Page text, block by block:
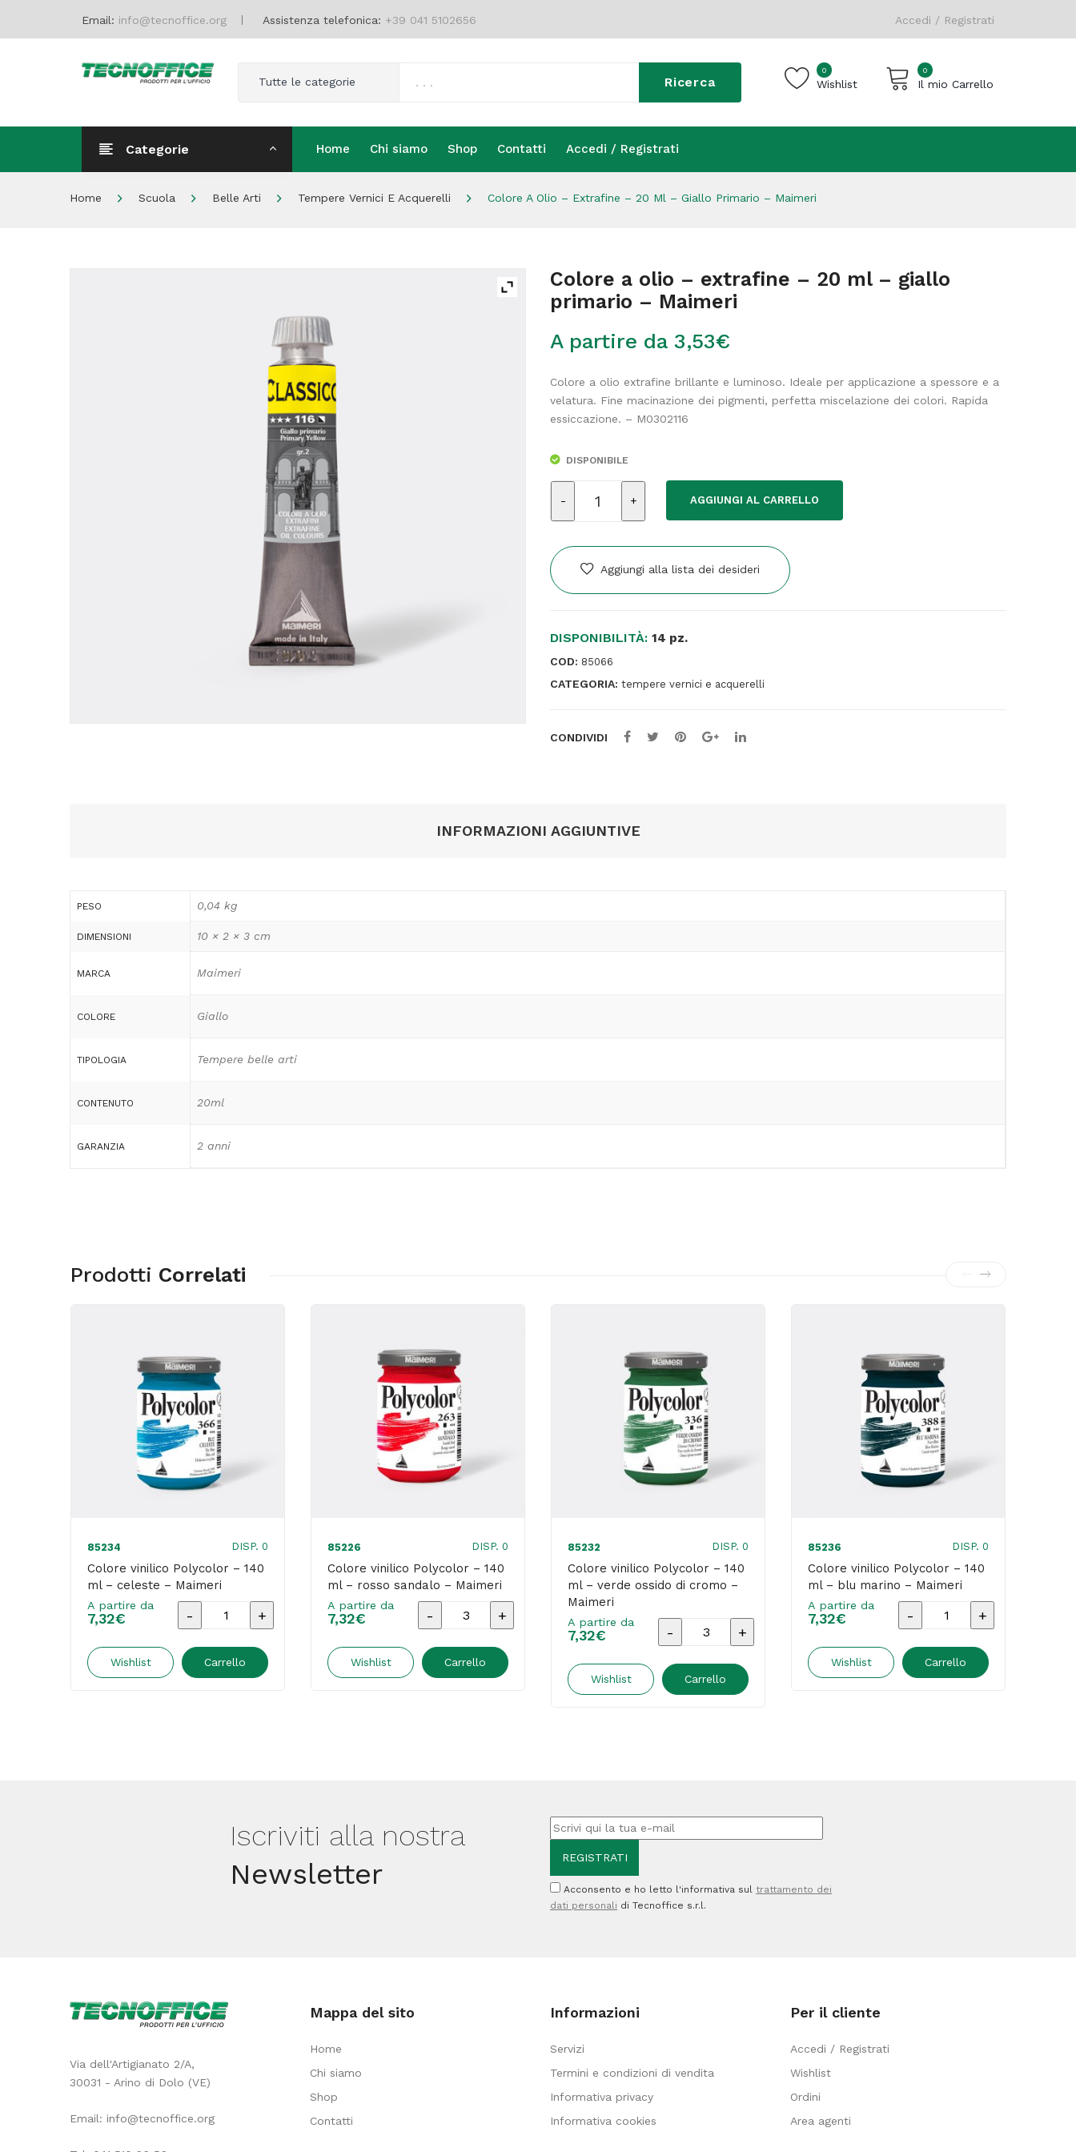
Email: info@tecnoffice.org Assistenza telefonica: +39 041 5102656 Accedi / Registrati
Tutte le categorie Ricerca
0
Wishlist
0
Il mio Carrello
Categorie Home Chi siamo Shop Contatti Accedi / Registrati
Home Chi siamo Shop Contatti Accedi / Registrati
Home Scuola Belle Arti Tempere Vernici E Acquerelli Colore A Olio – Extrafine – 20 Ml – Giallo Primario – Maimeri
Colore a olio – extrafine – 20 ml – giallo
primario – Maimeri
A partire da 3,53€
Colore a olio extrafine brillante e luminoso. Ideale per applicazione a spessore e a
velatura. Fine macinazione dei pigmenti, perfetta miscelazione dei colori. Rapida
essiccazione. – M0302116
DISPONIBILE
-
extrafine
-
giallo
-
AGGIUNGI AL CARRELLO
Aggiungi alla lista dei desideri
DISPONIBILITÀ: 14 pz.
COD: 85066
CATEGORIA: tempere vernici e acquerelli
CONDIVIDI
INFORMAZIONI AGGIUNTIVE
PESO 0,04 kg
DIMENSIONI 10 × 2 × 3 cm
MARCA Maimeri
COLORE Giallo
TIPOLOGIA Tempere belle arti
CONTENUTO 20ml
GARANZIA 2 anni
Prodotti Correlati
85234 DISP. 0
Colore vinilico Polycolor – 140
ml – celeste – Maimeri
A partire da
7,32€
Colore
Polycolor
Wishlist Carrello
85226 DISP. 0
Colore vinilico Polycolor – 140
ml – rosso sandalo – Maimeri
A partire da
7,32€
Colore
Polycolor
-
Wishlist Carrello
85232 DISP. 0
Colore vinilico Polycolor – 140
ml – verde ossido di cromo –
Maimeri
A partire da
7,32€
Colore
Polycolor
ossido
-
Wishlist Carrello
85236 DISP. 0
Colore vinilico Polycolor – 140
ml – blu marino – Maimeri
A partire da
7,32€
Colore
Polycolor
Wishlist Carrello
Iscriviti alla nostra
Newsletter
Acconsento e ho letto l'informativa sul trattamento dei
dati personali di Tecnoffice s.r.l.
Via dell'Artigianato 2/A,
30031 - Arino di Dolo (VE)
Email: info@tecnoffice.org
Mappa del sito
Home
Chi siamo
Shop
Contatti
Informazioni
Servizi
Termini e condizioni di vendita
Informativa privacy
Informativa cookies
Per il cliente
Accedi / Registrati
Wishlist
Ordini
Area agenti